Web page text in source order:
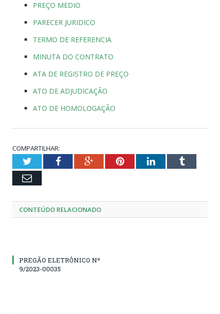
PREÇO MEDIO
PARECER JURIDICO
TERMO DE REFERENCIA
MINUTA DO CONTRATO
ATA DE REGISTRO DE PREÇO
ATO DE ADJUDICAÇÃO
ATO DE HOMOLOGAÇÃO
COMPARTILHAR:
TwitterFacebookGoogle+PinterestLinkedInTumblr
Email
CONTEÚDO RELACIONADO
PREGÃO ELETRÔNICO Nº
9/2023-00035